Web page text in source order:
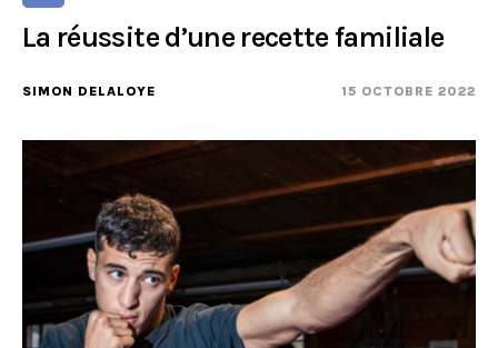
La réussite d’une recette familiale
SIMON DELALOYE 15 OCTOBRE 2022